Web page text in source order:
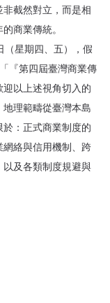
截然對立，而是相
商業傳統。
（星期四、五），假
『第四屆臺灣商業傳
以上述視角切入的
理範疇從臺灣本島
：正式商業制度的
絡與信用機制、跨
及各類制度規避與